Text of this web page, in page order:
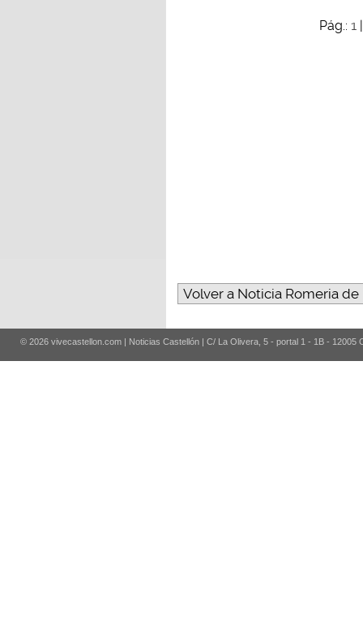
Pág.: 1
Volver a Noticia Romeria de
© 2026 vivecastellon.com | Noticias Castellón | C/ La Olivera, 5 - portal 1 - 1B - 12005